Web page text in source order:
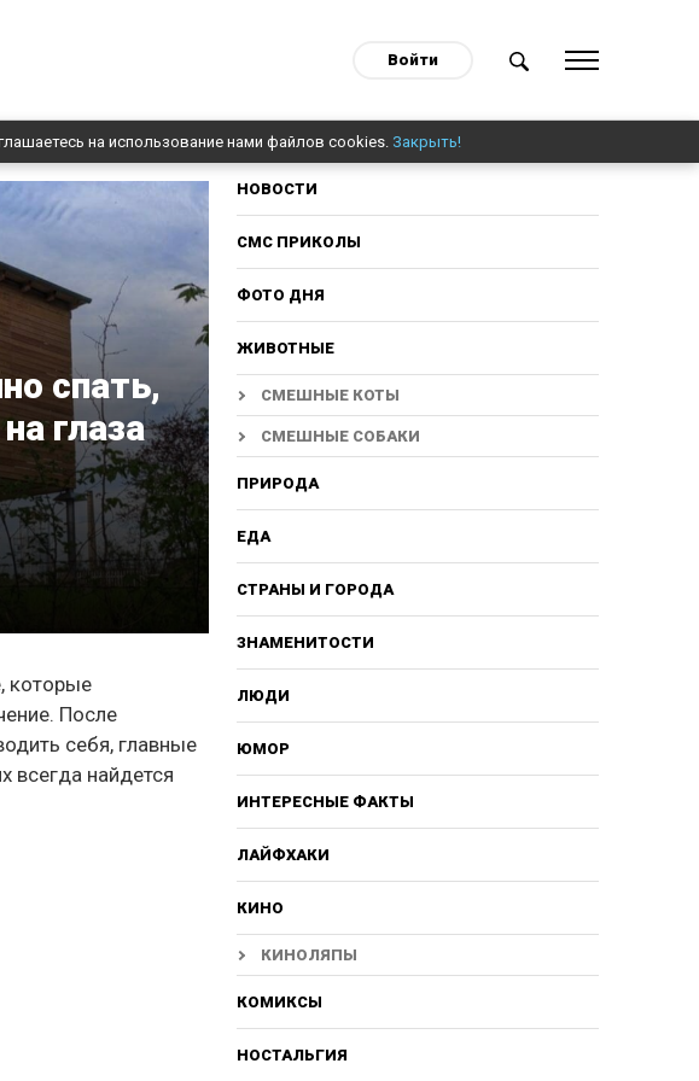
Войти
на использование нами файлов cookies. Закрыть!
спать,
глаза
которые
После
себя, главные
всегда найдется
НОВОСТИ
СМС ПРИКОЛЫ
ФОТО ДНЯ
ЖИВОТНЫЕ
СМЕШНЫЕ КОТЫ
СМЕШНЫЕ СОБАКИ
ПРИРОДА
ЕДА
СТРАНЫ И ГОРОДА
ЗНАМЕНИТОСТИ
ЛЮДИ
ЮМОР
ИНТЕРЕСНЫЕ ФАКТЫ
ЛАЙФХАКИ
КИНО
КИНОЛЯПЫ
КОМИКСЫ
НОСТАЛЬГИЯ